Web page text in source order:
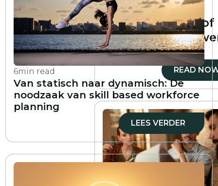
6min read
Van statisch naar dynamisch: De
noodzaak van skill based workforce
planning
LEES VERDER
Wat is een
vaardigheidskloof
analyse en hoe
deze?
READ